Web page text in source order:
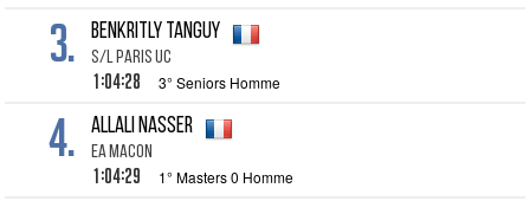
3. BENKRITLY TANGUY
S/L PARIS UC
1:04:28 3° Seniors Homme
4. ALLALI NASSER
EA MACON
1:04:29 1° Masters 0 Homme